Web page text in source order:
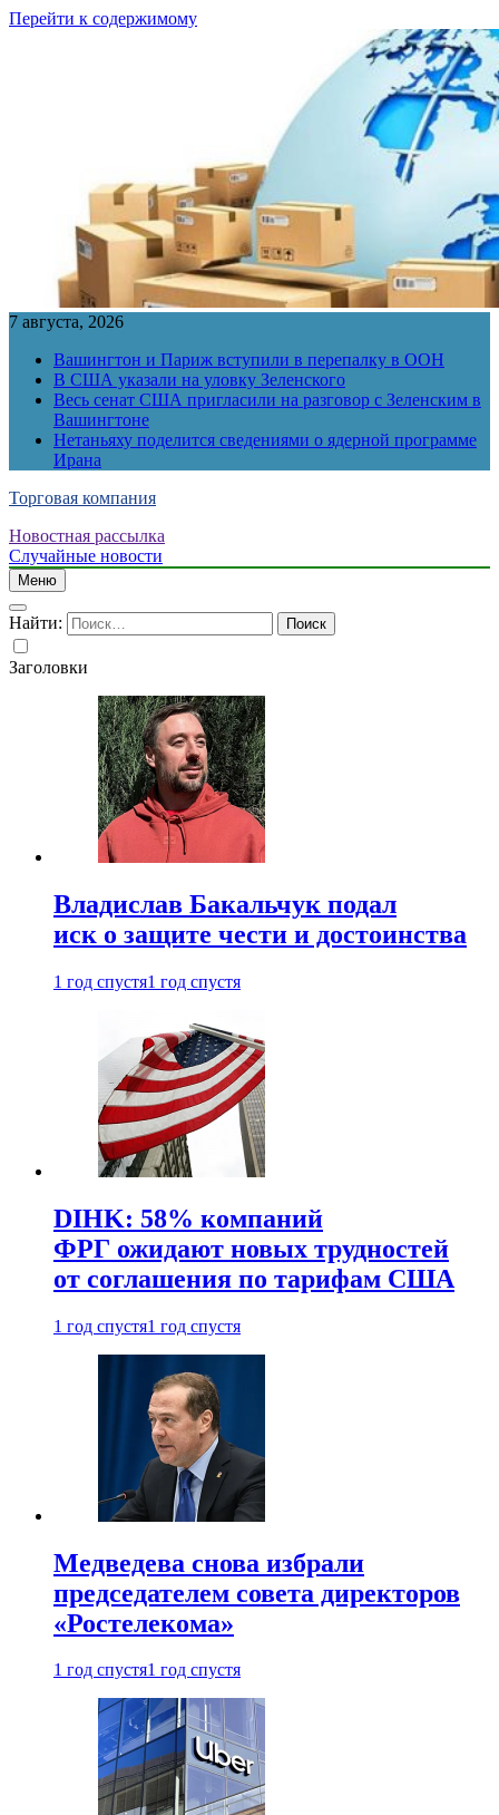
Перейти к содержимому
7 августа, 2026
Вашингтон и Париж вступили в перепалку в ООН
В США указали на уловку Зеленского
Весь сенат США пригласили на разговор с Зеленским в
Вашингтоне
Нетаньяху поделится сведениями о ядерной программе
Ирана
Торговая компания
Новостная рассылка
Случайные новости
Меню
Найти:
Заголовки
Владислав Бакальчук подал
иск о защите чести и достоинства
1 год спустя1 год спустя
DIHK: 58% компаний
ФРГ ожидают новых трудностей
от соглашения по тарифам США
1 год спустя1 год спустя
Медведева снова избрали
председателем совета директоров
«Ростелекома»
1 год спустя1 год спустя